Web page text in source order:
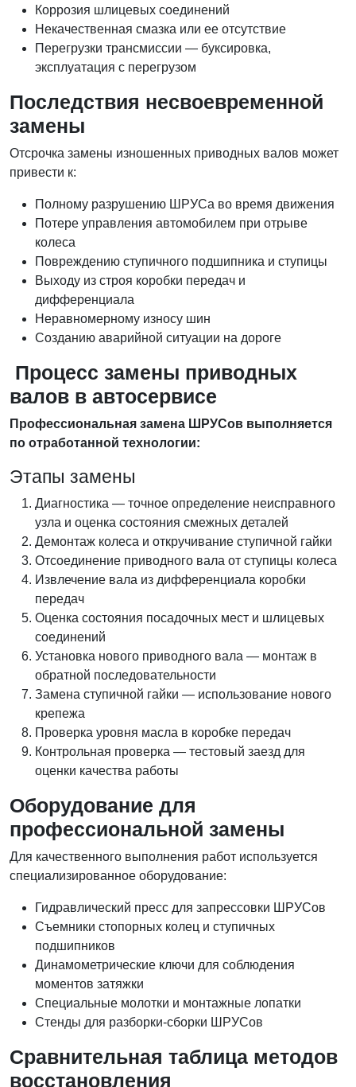
Коррозия шлицевых соединений
Некачественная смазка или ее отсутствие
Перегрузки трансмиссии — буксировка,
эксплуатация с перегрузом
Последствия несвоевременной
замены
Отсрочка замены изношенных приводных валов может
привести к:
Полному разрушению ШРУСа во время движения
Потере управления автомобилем при отрыве
колеса
Повреждению ступичного подшипника и ступицы
Выходу из строя коробки передач и
дифференциала
Неравномерному износу шин
Созданию аварийной ситуации на дороге
Процесс замены приводных
валов в автосервисе
Профессиональная замена ШРУСов выполняется
по отработанной технологии:
Этапы замены
Диагностика — точное определение неисправного
узла и оценка состояния смежных деталей
Демонтаж колеса и откручивание ступичной гайки
Отсоединение приводного вала от ступицы колеса
Извлечение вала из дифференциала коробки
передач
Оценка состояния посадочных мест и шлицевых
соединений
Установка нового приводного вала — монтаж в
обратной последовательности
Замена ступичной гайки — использование нового
крепежа
Проверка уровня масла в коробке передач
Контрольная проверка — тестовый заезд для
оценки качества работы
Оборудование для
профессиональной замены
Для качественного выполнения работ используется
специализированное оборудование:
Гидравлический пресс для запрессовки ШРУСов
Съемники стопорных колец и ступичных
подшипников
Динамометрические ключи для соблюдения
моментов затяжки
Специальные молотки и монтажные лопатки
Стенды для разборки-сборки ШРУСов
Сравнительная таблица методов
восстановления